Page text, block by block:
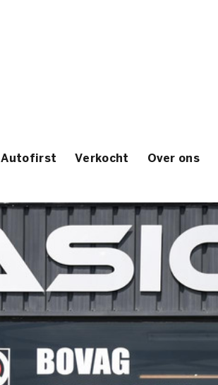
Autofirst Verkocht Over ons